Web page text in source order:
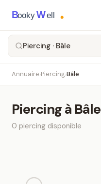
BookyWell
Piercing · Bâle
Annuaire›Piercing›Bâle
Piercingà Bâle
0 piercing disponible